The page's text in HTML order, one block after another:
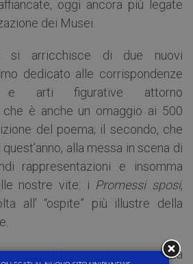
oggi ancora più legate
dei Musei.
si arricchisce di due nuovi
dedicato alle corrispondenze
e arti figurative attorno
che è anche un omaggio ai 500
del poema; il secondo, che
alla messa in scena di
rappresentazioni e insomma
nostre vite: i Promessi sposi,
all’ “ospite” più illustre della
questa proposta